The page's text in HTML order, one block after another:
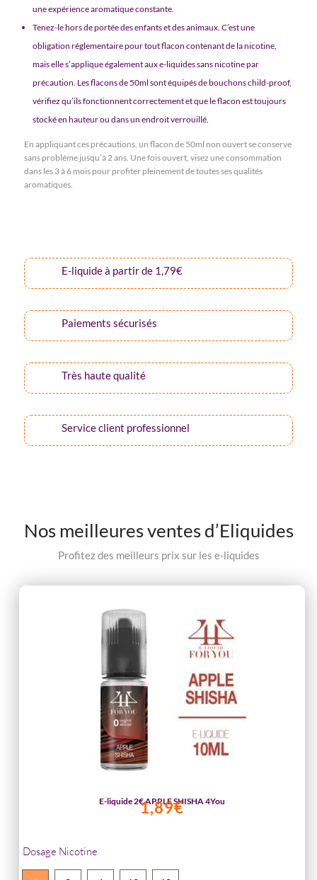
une expérience aromatique constante.
Tenez-le hors de portée des enfants et des animaux. C’est une
obligation réglementaire pour tout flacon contenant de la nicotine,
mais elle s’applique également aux e-liquides sans nicotine par
précaution. Les flacons de 50ml sont équipés de bouchons child-proof,
vérifiez qu’ils fonctionnent correctement et que le flacon est toujours
stocké en hauteur ou dans un endroit verrouillé.
En appliquant ces précautions, un flacon de 50ml non ouvert se conserve
sans problème jusqu’à 2 ans. Une fois ouvert, visez une consommation
dans les 3 à 6 mois pour profiter pleinement de toutes ses qualités
aromatiques.
E-liquide à partir de 1,79€
Paiements sécurisés
Très haute qualité
Service client professionnel
Nos meilleures ventes d’Eliquides
Profitez des meilleurs prix sur les e-liquides
E-liquide 2€ APPLE SHISHA 4You
1,89€
Dosage Nicotine